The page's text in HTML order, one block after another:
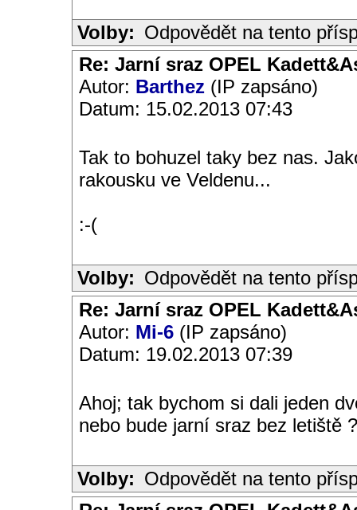
Volby: Odpovědět na tento
Re: Jarní sraz OPEL
Autor: Barthez (IP zapsáno)
Datum: 15.02.2013 07:43
Tak to bohuzel taky bez nas.
rakousku ve Veldenu...
:-(
Volby: Odpovědět na tento
Re: Jarní sraz OPEL
Autor: Mi-6 (IP zapsáno)
Datum: 19.02.2013 07:39
Ahoj; tak bychom si dali jeden
nebo bude jarní sraz bez letiště
Volby: Odpovědět na tento